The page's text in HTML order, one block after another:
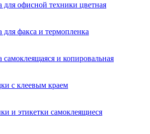
для офисной техники цветная
для факса и термопленка
самоклеящаяся и копировальная
с клеевым краем
и этикетки самоклеящиеся